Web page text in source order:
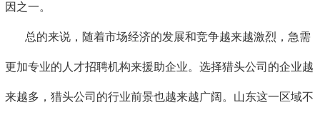
因之一。
总的来说，随着市场经济的发展和竞争越来越激烈，急需
更加专业的人才招聘机构来援助企业。选择猎头公司的企业越
来越多，猎头公司的行业前景也越来越广阔。山东这一区域不